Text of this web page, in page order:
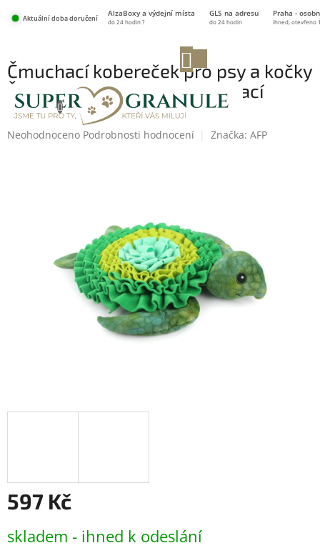
Aktuální doba doručení
AlzaBoxy a výdejní místa GLS na adresu Praha -
do 24 hodin ? do 24 hodin ihned, otevřeno
KOŠÍK
Čmuchací kobereček pro psy a kočky
ŽELVA – interaktivní protihltací
hlavolam 53 cm
Průměrné
Neohodnoceno Podrobnosti hodnocení Značka: AFP
597 Kč
cena:
skladem - ihned k odeslání